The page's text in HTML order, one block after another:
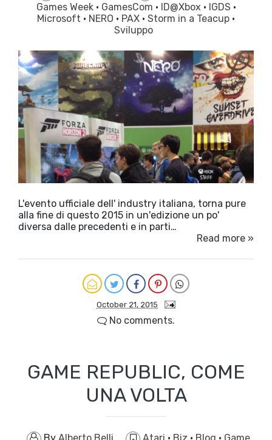
Games Week · GamesCom · ID@Xbox · IGDS ·
Microsoft · NERO · PAX · Storm in a Teacup ·
Sviluppo
L'evento ufficiale dell' industry italiana, torna pure
alla fine di questo 2015 in un'edizione un po'
diversa dalle precedenti e in parti…
Read more »
October 21, 2015
No comments.
GAME REPUBLIC, COME
UNA VOLTA
By Alberto Belli Atari · Biz · Blog · Game